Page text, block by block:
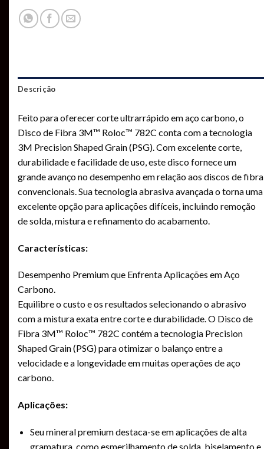
Descrição
Feito para oferecer corte ultrarrápido em aço carbono, o
Disco de Fibra 3M™ Roloc™ 782C conta com a tecnologia
3M Precision Shaped Grain (PSG). Com excelente corte,
durabilidade e facilidade de uso, este disco fornece um
grande avanço no desempenho em relação aos discos de fibra
convencionais. Sua tecnologia abrasiva avançada o torna uma
excelente opção para aplicações difíceis, incluindo remoção
de solda, mistura e refinamento do acabamento.
Características:
Desempenho Premium que Enfrenta Aplicações em Aço
Carbono.
Equilibre o custo e os resultados selecionando o abrasivo
com a mistura exata entre corte e durabilidade. O Disco de
Fibra 3M™ Roloc™ 782C contém a tecnologia Precision
Shaped Grain (PSG) para otimizar o balanço entre a
velocidade e a longevidade em muitas operações de aço
carbono.
Aplicações:
Seu mineral premium destaca-se em aplicações de alta
gramatura, como esmerilhamento de solda, biselamento e